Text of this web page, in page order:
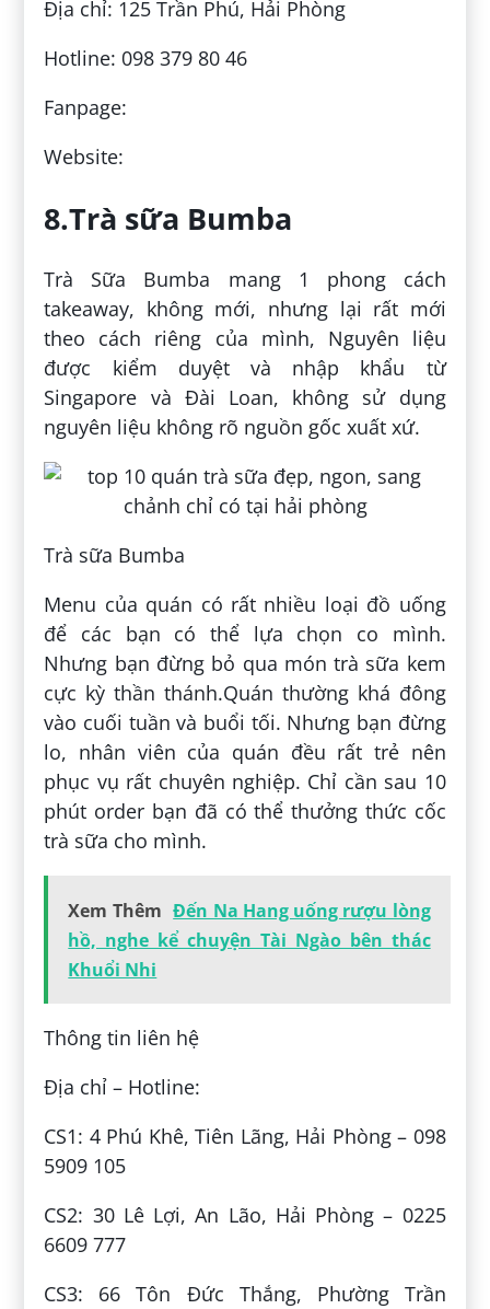
Địa chỉ: 125 Trần Phú, Hải Phòng
Hotline: 098 379 80 46
Fanpage:
Website:
8.Trà sữa Bumba
Trà Sữa Bumba mang 1 phong cách
takeaway, không mới, nhưng lại rất mới
theo cách riêng của mình, Nguyên liệu
được kiểm duyệt và nhập khẩu từ
Singapore và Đài Loan, không sử dụng
nguyên liệu không rõ nguồn gốc xuất xứ.
Trà sữa Bumba
Menu của quán có rất nhiều loại đồ uống
để các bạn có thể lựa chọn co mình.
Nhưng bạn đừng bỏ qua món trà sữa kem
cực kỳ thần thánh.Quán thường khá đông
vào cuối tuần và buổi tối. Nhưng bạn đừng
lo, nhân viên của quán đều rất trẻ nên
phục vụ rất chuyên nghiệp. Chỉ cần sau 10
phút order bạn đã có thể thưởng thức cốc
trà sữa cho mình.
Xem Thêm Đến Na Hang uống rượu lòng
hồ, nghe kể chuyện Tài Ngào bên thác
Khuổi Nhi
Thông tin liên hệ
Địa chỉ – Hotline:
CS1: 4 Phú Khê, Tiên Lãng, Hải Phòng – 098
5909 105
CS2: 30 Lê Lợi, An Lão, Hải Phòng – 0225
6609 777
CS3: 66 Tôn Đức Thắng, Phường Trần